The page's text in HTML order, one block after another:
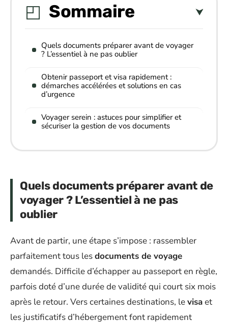
Sommaire
Quels documents préparer avant de voyager
? L’essentiel à ne pas oublier
Obtenir passeport et visa rapidement :
démarches accélérées et solutions en cas
d’urgence
Voyager serein : astuces pour simplifier et
sécuriser la gestion de vos documents
Quels documents préparer avant de
voyager ? L’essentiel à ne pas
oublier
Avant de partir, une étape s’impose : rassembler
parfaitement tous lesdocuments de voyage
demandés. Difficile d’échapper au passeport en règle,
parfois doté d’une durée de validité qui court six mois
après le retour. Vers certaines destinations, levisaet
les justificatifs d’hébergement font rapidement